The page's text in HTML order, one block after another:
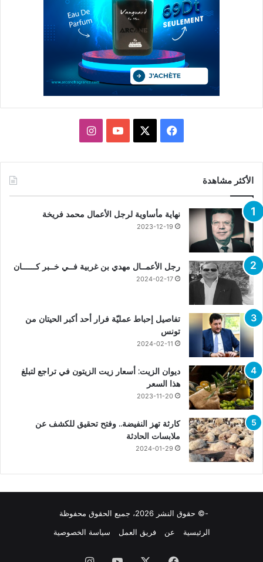
فيسبوك يوتيوبانستقرام
الأكثر مشاهدة
نهاية مأساوية لرجل الأعمال محمد فريخة
2023-12-19
رجل الأعمــال مهدي بن غربية فــي خــبر كــــــان
2024-02-17
تفاصيل إحباط عمليّة فرار أحد أكبر الحيتان من
تونس
2024-02-11
ديوان الزيت: أسعار زيت الزيتون في تراجع لتبلغ
هذا السعر
2023-11-20
كارثة تهز النفيضة.. وفتح تحقيق للكشف عن
ملابسات الحادثة
2024-01-29
-© حقوق النشر 2026، جميع الحقوق محفوظة
الرئيسية
عن فريق العمل سياسة الخصوصية